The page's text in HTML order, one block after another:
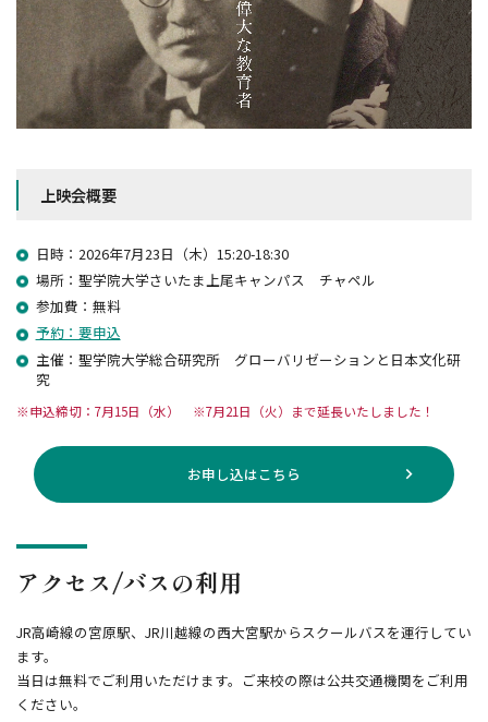
上映会概要
日時：2026年7月23日（木）15:20-18:30
場所：聖学院大学さいたま上尾キャンパス チャペル
参加費：無料
予約：要申込
主催：聖学院大学総合研究所 グローバリゼーションと日本文化研
究
申込締切：7月15日（水） ※7月21日（火）まで延長いたしました！
お申し込はこちら
アクセス/バスの利用
JR高崎線の宮原駅、JR川越線の西大宮駅からスクールバスを運行してい
ます。
当日は無料でご利用いただけます。ご来校の際は公共交通機関をご利用
ください。